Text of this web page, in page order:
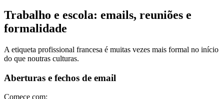
Trabalho e escola: emails, reuniões e
formalidade
A etiqueta profissional francesa é muitas vezes mais formal no início
do que noutras culturas.
Aberturas e fechos de email
Comece com: